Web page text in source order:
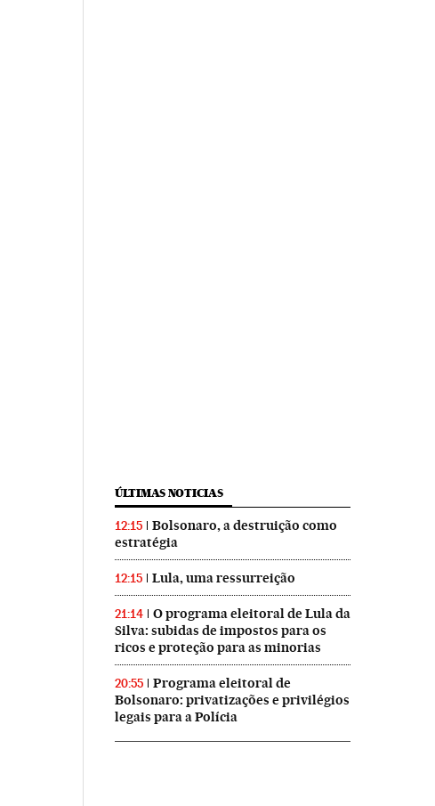
ÚLTIMAS NOTICIAS
12:15
Bolsonaro, a destruição como
estratégia
12:15 Lula, uma ressurreição
21:14
O programa eleitoral de Lula da
Silva: subidas de impostos para os
ricos e proteção para as minorias
20:55
Programa eleitoral de
Bolsonaro: privatizações e privilégios
legais para a Polícia